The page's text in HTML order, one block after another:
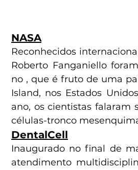
NASA
Reconhecidos
Roberto Fanganiello
no , que é fruto de uma
Island, nos Estados
ano, os cientistas falaram
células-tronco
DentalCell
Inaugurado no final de
atendimento